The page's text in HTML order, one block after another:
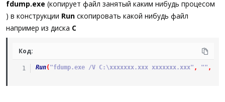
fdump.exe (копирует файл занятый каким нибудь процесом
) в конструкции Run скопировать какой нибудь файл
например из диска С
Код:
Run( "fdump.exe /V C:\xxxxxxx.xxx xxxxxxx.xxx" , "" ,